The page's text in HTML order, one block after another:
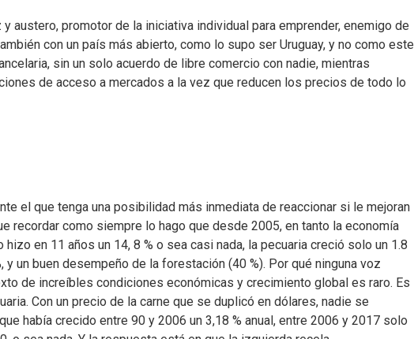
austero, promotor de la iniciativa individual para emprender, enemigo de
con un país más abierto, como lo supo ser Uruguay, y no como este
sin un solo acuerdo de libre comercio con nadie, mientras
de acceso a mercados a la vez que reducen los precios de todo lo
el que tenga una posibilidad más inmediata de reaccionar si le mejoran
recordar como siempre lo hago que desde 2005, en tanto la economía
en 11 años un 14, 8 % o sea casi nada, la pecuaria creció solo un 1.8
y un buen desempeño de la forestación (40 %). Por qué ninguna voz
de increíbles condiciones económicas y crecimiento global es raro. Es
Con un precio de la carne que se duplicó en dólares, nadie se
había crecido entre 90 y 2006 un 3,18 % anual, entre 2006 y 2017 solo